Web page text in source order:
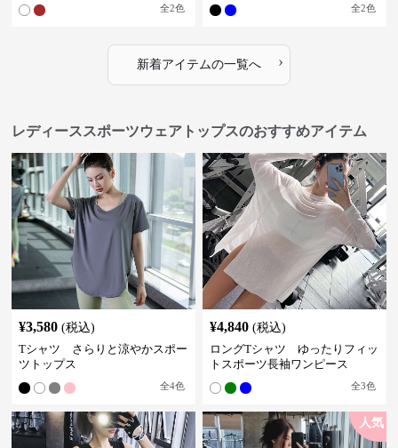
全2色 全2色
新着アイテムの一覧へ ›
レディーススポーツウェアトップスのおすすめアイテム
¥3,580 (税込)
Tシャツ さらりと涼やかスポー
ツトップス
全4色
¥4,840 (税込)
ロングTシャツ ゆったりフィッ
トスポーツ長袖ワンピース
全3色
人気